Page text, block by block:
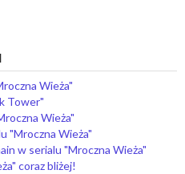
Wieża"
Tower"
Wieża"
"Mroczna Wieża"
w serialu "Mroczna Wieża"
coraz bliżej!